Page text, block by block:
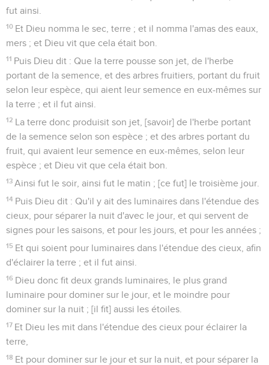
fut ainsi.
10 Et Dieu nomma le sec, terre ; et il nomma l'amas des eaux,
mers ; et Dieu vit que cela était bon.
11 Puis Dieu dit : Que la terre pousse son jet, de l'herbe
portant de la semence, et des arbres fruitiers, portant du fruit
selon leur espèce, qui aient leur semence en eux-mêmes sur
la terre ; et il fut ainsi.
12 La terre donc produisit son jet, [savoir] de l'herbe portant
de la semence selon son espèce ; et des arbres portant du
fruit, qui avaient leur semence en eux-mêmes, selon leur
espèce ; et Dieu vit que cela était bon.
13 Ainsi fut le soir, ainsi fut le matin ; [ce fut] le troisième jour.
14 Puis Dieu dit : Qu'il y ait des luminaires dans l'étendue des
cieux, pour séparer la nuit d'avec le jour, et qui servent de
signes pour les saisons, et pour les jours, et pour les années ;
15 Et qui soient pour luminaires dans l'étendue des cieux, afin
d'éclairer la terre ; et il fut ainsi.
16 Dieu donc fit deux grands luminaires, le plus grand
luminaire pour dominer sur le jour, et le moindre pour
dominer sur la nuit ; [il fit] aussi les étoiles.
17 Et Dieu les mit dans l'étendue des cieux pour éclairer la
terre,
18 Et pour dominer sur le jour et sur la nuit, et pour séparer la